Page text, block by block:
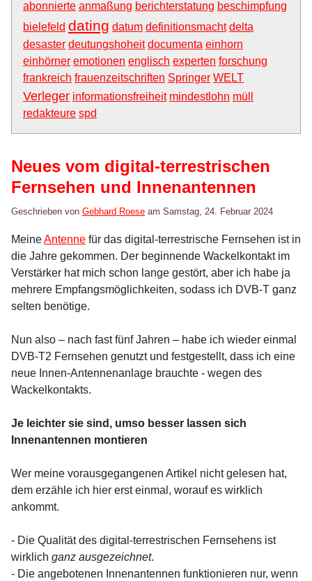
abonnierte anmaßung berichterstatung beschimpfung
bielefeld dating datum definitionsmacht delta
desaster deutungshoheit documenta einhorn
einhörner emotionen englisch experten forschung
frankreich frauenzeitschriften Springer WELT
Verleger informationsfreiheit mindestlohn müll
redakteure spd
Neues vom digital-terrestrischen
Fernsehen und Innenantennen
Geschrieben von Gebhard Roese am Samstag, 24. Februar 2024
MeineAntenne für das digital-terrestrische Fernsehen ist in
die Jahre gekommen. Der beginnende Wackelkontakt im
Verstärker hat mich schon lange gestört, aber ich habe ja
mehrere Empfangsmöglichkeiten, sodass ich DVB-T ganz
selten benötige.
Nun also – nach fast fünf Jahren – habe ich wieder einmal
DVB-T2 Fernsehen genutzt und festgestellt, dass ich eine
neue Innen-Antennenanlage brauchte - wegen des
Wackelkontakts.
Je leichter sie sind, umso besser lassen sich
Innenantennen montieren
Wer meine vorausgegangenen Artikel nicht gelesen hat,
dem erzähle ich hier erst einmal, worauf es wirklich
ankommt.
- Die Qualität des digital-terrestrischen Fernsehens ist
wirklich ganz ausgezeichnet.
- Die angebotenen Innenantennen funktionieren nur, wenn